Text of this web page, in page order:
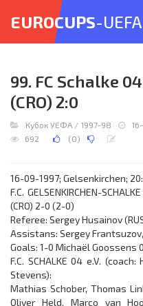
EUROCUPS-UEFA
99. FC Schalke
(CRO) 2:0
Кубок УЕФА / 1997-98
692
(0)
16-09-1997; Gelsenkirchen;
F.C. GELSENKIRCHEN-
(CRO) 2-0 (2-0)
Referee: Sergey Husainov
Assistans: Sergey
Goals: 1-0 Michaël Goossens
F.C. SCHALKE 04 e.V.
Stevens):
Mathias Schober, Thomas
Oliver Held, Marco van